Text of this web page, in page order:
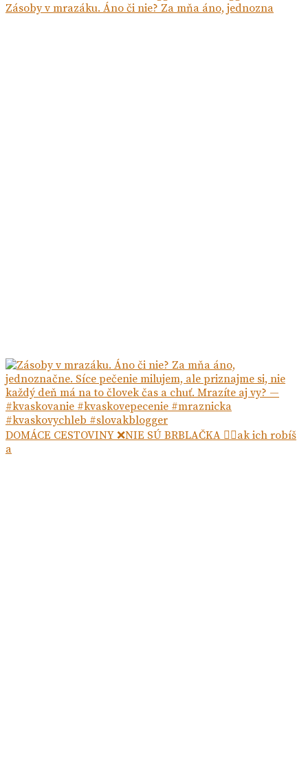
Zásoby v mrazáku. Áno či nie? Za mňa áno, jednozna
DOMÁCE CESTOVINY ❌NIE SÚ BRBLAČKA ☝🏻ak ich robíš
a